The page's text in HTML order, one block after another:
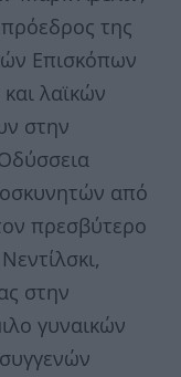
της
Επισκόπων
λαϊκών
στην
από
πρεσβύτερο
στην
γυναικών